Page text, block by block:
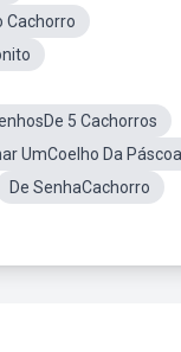
Cachorro
5 Cachorros
UmCoelho Da Páscoa
De SenhaCachorro